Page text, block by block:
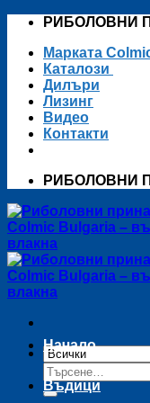
Skip
content
РИБОЛОВНИ
Марката
Каталози
Дилъри
Лизинг
Видео
Контакти
РИБОЛОВНИ
Търсене
за:
Начало
Въдици